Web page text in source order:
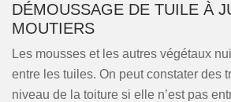
DÉMOUSSAGE DE TUILE À
MOUTIERS
Les mousses et les autres végétaux
entre les tuiles. On peut constater des
niveau de la toiture si elle n’est pas